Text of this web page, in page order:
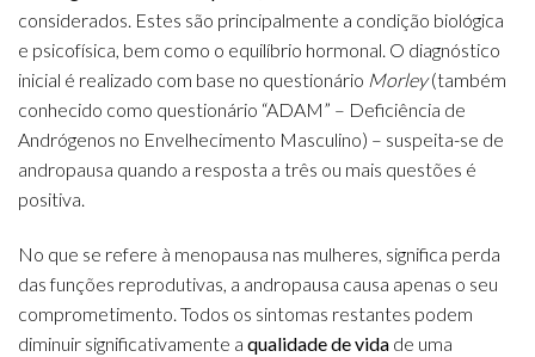
considerados. Estes são principalmente a condição biológica
e psicofísica, bem como o equilíbrio hormonal. O diagnóstico
inicial é realizado com base no questionário Morley(também
conhecido como questionário “ADAM” – Deficiência de
Andrógenos no Envelhecimento Masculino) – suspeita-se de
andropausa quando a resposta a três ou mais questões é
positiva.
No que se refere à menopausa nas mulheres, significa perda
das funções reprodutivas, a andropausa causa apenas o seu
comprometimento. Todos os sintomas restantes podem
diminuir significativamente a qualidade de vida de uma